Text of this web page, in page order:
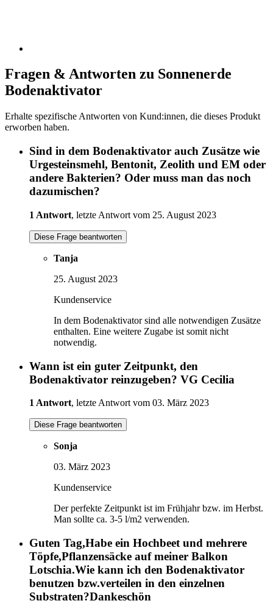
Fragen & Antworten zu Sonnenerde
Bodenaktivator
Erhalte spezifische Antworten von Kund:innen, die dieses Produkt
erworben haben.
Sind in dem Bodenaktivator auch Zusätze wie
Urgesteinsmehl, Bentonit, Zeolith und EM oder
andere Bakterien? Oder muss man das noch
dazumischen?
1 Antwort, letzte Antwort vom 25. August 2023
Diese Frage beantworten
Tanja
25. August 2023
Kundenservice
In dem Bodenaktivator sind alle notwendigen Zusätze
enthalten. Eine weitere Zugabe ist somit nicht
notwendig.
Wann ist ein guter Zeitpunkt, den
Bodenaktivator reinzugeben? VG Cecilia
1 Antwort, letzte Antwort vom 03. März 2023
Diese Frage beantworten
Sonja
03. März 2023
Kundenservice
Der perfekte Zeitpunkt ist im Frühjahr bzw. im Herbst.
Man sollte ca. 3-5 l/m2 verwenden.
Guten Tag,Habe ein Hochbeet und mehrere
Töpfe,Pflanzensäcke auf meiner Balkon
Lotschia.Wie kann ich den Bodenaktivator
benutzen bzw.verteilen in den einzelnen
Substraten?Dankeschön